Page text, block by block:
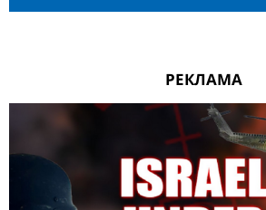
РЕКЛАМА